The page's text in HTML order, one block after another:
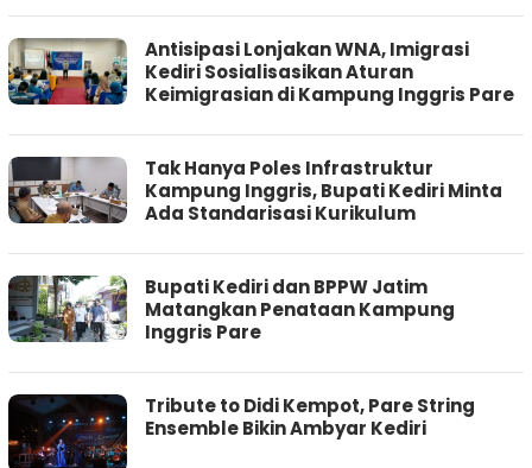
Antisipasi Lonjakan WNA, Imigrasi
Kediri Sosialisasikan Aturan
Keimigrasian di Kampung Inggris Pare
Tak Hanya Poles Infrastruktur
Kampung Inggris, Bupati Kediri Minta
Ada Standarisasi Kurikulum
Bupati Kediri dan BPPW Jatim
Matangkan Penataan Kampung
Inggris Pare
Tribute to Didi Kempot, Pare String
Ensemble Bikin Ambyar Kediri